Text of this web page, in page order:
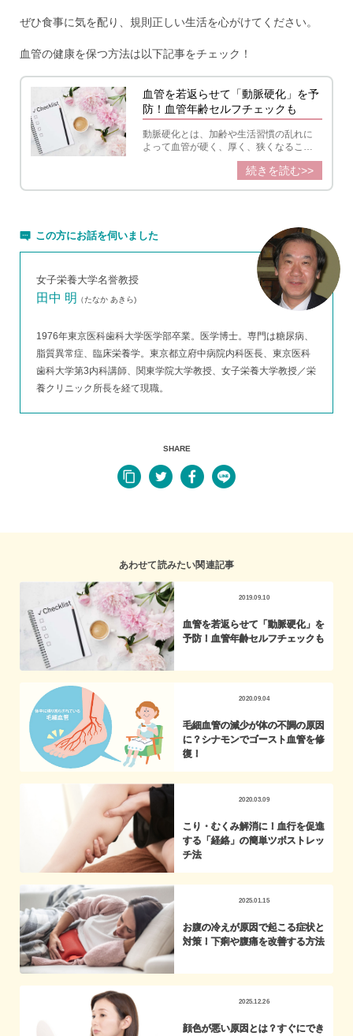
ぜひ食事に気を配り、規則正しい生活を心がけてください。
血管の健康を保つ方法は以下記事をチェック！
血管を若返らせて「動脈硬化」を予
防！血管年齢セルフチェックも
動脈硬化とは、加齢や生活習慣の乱れに
よって血管が硬く、厚く、狭くなるこ
と。それを防ぐには、血管を若返らせて
血管年齢を下げることが大切です。動脈
続きを読む>>
この方にお話を伺いました
女子栄養大学名誉教授
田中 明 （たなか あきら)
1976年東京医科歯科大学医学部卒業。医学博士。専門は糖尿病、
脂質異常症、臨床栄養学。東京都立府中病院内科医長、東京医科
歯科大学第3内科講師、関東学院大学教授、女子栄養大学教授／栄
養クリニック所長を経て現職。
SHARE
あわせて読みたい関連記事
2019.09.10
血管を若返らせて「動脈硬化」を
予防！血管年齢セルフチェックも
2020.09.04
毛細血管の減少が体の不調の原因
に？シナモンでゴースト血管を修
復！
2020.03.09
こり・むくみ解消に！血行を促進
する「経絡」の簡単ツボストレッ
チ法
2025.01.15
お腹の冷えが原因で起こる症状と
対策！下痢や腹痛を改善する方法
2025.12.26
顔色が悪い原因とは？すぐにでき